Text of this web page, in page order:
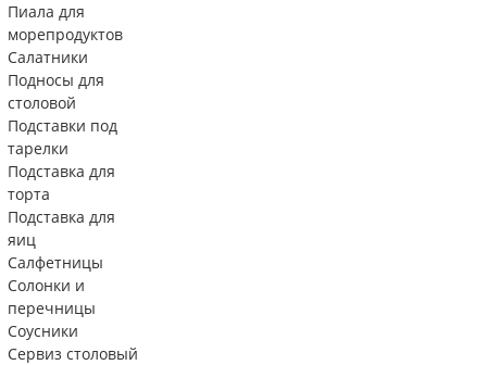
Пиала для
морепродуктов
Салатники
Подносы для
столовой
Подставки под
тарелки
Подставка для
торта
Подставка для
яиц
Салфетницы
Солонки и
перечницы
Соусники
Сервиз столовый